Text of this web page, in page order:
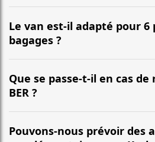
En général, la durée est
une distance d’environ 609 km.
plus souvent l’autoroute et peut
Le van est-il adapté pour 6
bagages ?
Oui. Nos vans (Mercedes
conçus pour accueillir
passagers, avec une capacité
Que se passe-t-il en cas
BER ?
Nous suivons votre vol en
ajuste l’heure de prise en
Pouvons-nous prévoir des